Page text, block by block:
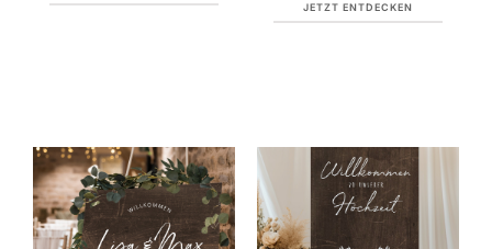
JETZT ENTDECKEN